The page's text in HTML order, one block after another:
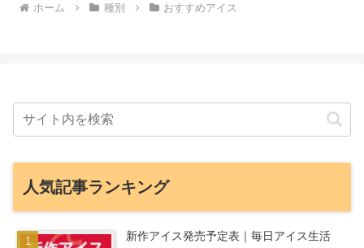
ホーム 種別 おすすめアイス
人気記事ランキング
新作アイス発売予定表｜毎日アイス生活